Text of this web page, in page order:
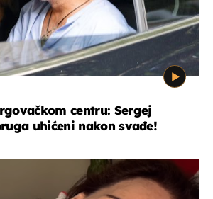
centru: Sergej
uhićeni nakon svađe!